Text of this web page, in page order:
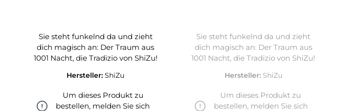
Sie steht funkelnd da und zieht
dich magisch an: Der Traum aus
1001 Nacht, die Tradizio von ShiZu!
Hersteller:ShiZu
Um dieses Produkt zu
bestellen, melden Sie sich
Sie steht funkelnd da und zieht
dich magisch an: Der Traum aus
1001 Nacht, die Tradizio von ShiZu!
Hersteller: ShiZu
Um dieses Produkt zu
bestellen, melden Sie sich